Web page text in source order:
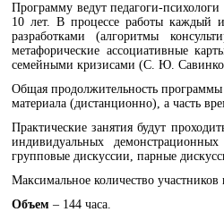
Программу ведут педагоги-психологи
10 лет. В процессе работы каждый
разработками (алгоритмы
метафорические ассоциативные
семейными кризисами (С. Ю.
Общая продолжительность
материала (дистанционно), а часть
Практические занятия будут
индивидуальных
групповые дискуссии, парные
Максимальное количество
Объем – 144 часа.